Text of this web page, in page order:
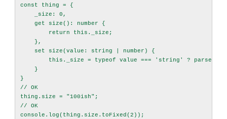
const thing = {
    _size: 0,
    get size(): number {
        return this._size;
    },
    set size(value: string | number) {
this._size = typeof value === 'string' ?
    }
}
// OK
thing.size = "100ish";
// OK